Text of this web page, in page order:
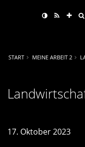
START MEINE ARBEIT 2
17. Oktober 2023